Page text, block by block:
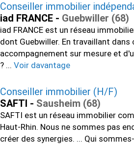
Conseiller immobilier
iad FRANCE - Guebwiller (68)
iad FRANCE est un réseau
dont Guebwiller. En travaillant
accompagnement sur mesure et
? ... Voir davantage
Conseiller immobilier (H/F)
SAFTI - Sausheim (68)
SAFTI est un réseau immobilier
Haut-Rhin. Nous ne sommes pas
créer des synergies. ... Qui